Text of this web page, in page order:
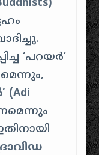
‘പറയർ’
(Adi